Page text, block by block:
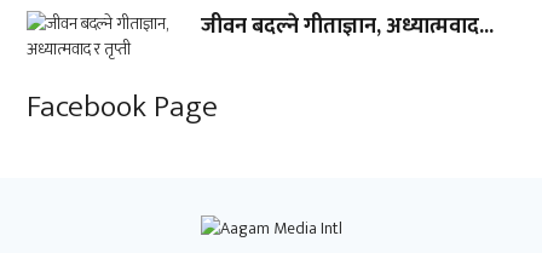
जीवन बदल्ने गीताज्ञान, अध्यात्मवाद...
Facebook Page